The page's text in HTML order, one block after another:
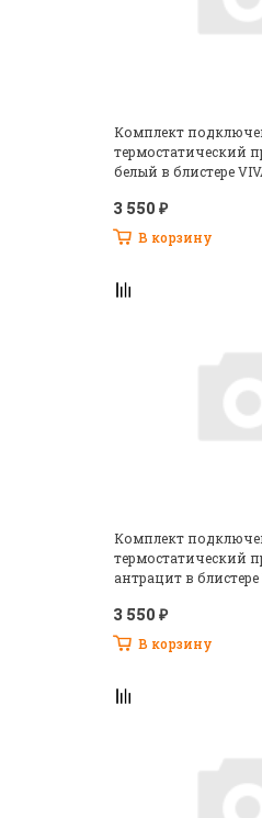
Комплект
термостатический
белый в блистере
3 550 ₽
В корзину
Комплект
термостатический
антрацит в блистере
3 550 ₽
В корзину